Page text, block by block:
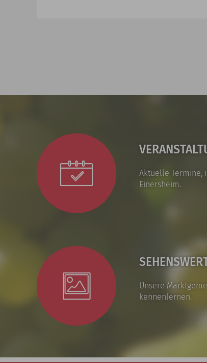
Aktuelle Termine,
Einersheim.
Unsere
kennenlernen.